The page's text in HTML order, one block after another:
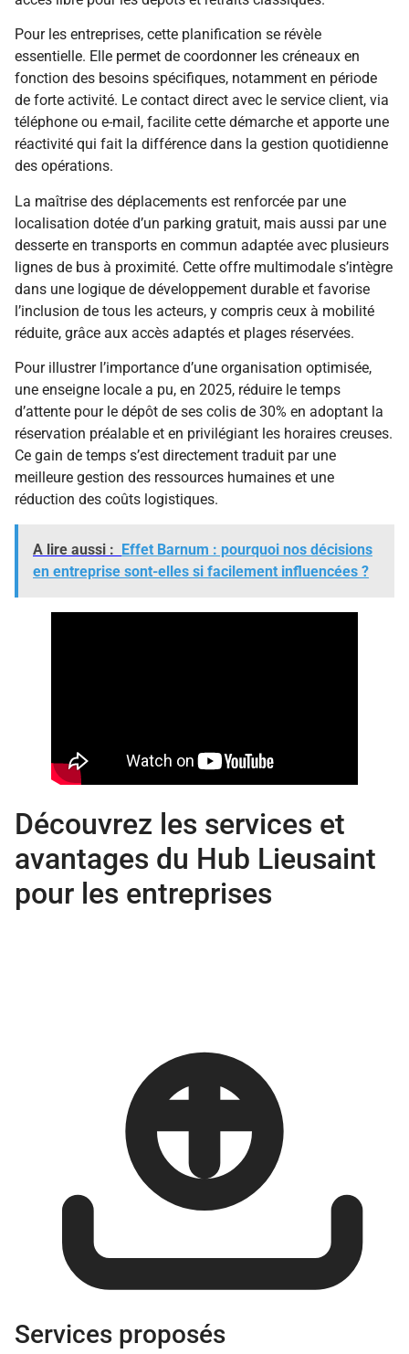
Pour les entreprises, cette planification se révèle
essentielle. Elle permet de coordonner les créneaux en
fonction des besoins spécifiques, notamment en période
de forte activité. Le contact direct avec le service client, via
téléphone ou e-mail, facilite cette démarche et apporte une
réactivité qui fait la différence dans la gestion quotidienne
des opérations.
La maîtrise des déplacements est renforcée par une
localisation dotée d’un parking gratuit, mais aussi par une
desserte en transports en commun adaptée avec plusieurs
lignes de bus à proximité. Cette offre multimodale s’intègre
dans une logique de développement durable et favorise
l’inclusion de tous les acteurs, y compris ceux à mobilité
réduite, grâce aux accès adaptés et plages réservées.
Pour illustrer l’importance d’une organisation optimisée,
une enseigne locale a pu, en 2025, réduire le temps
d’attente pour le dépôt de ses colis de 30% en adoptant la
réservation préalable et en privilégiant les horaires creuses.
Ce gain de temps s’est directement traduit par une
meilleure gestion des ressources humaines et une
réduction des coûts logistiques.
A lire aussi : Effet Barnum : pourquoi nos décisions
en entreprise sont-elles si facilement influencées ?
Découvrez les services et
avantages du Hub Lieusaint
pour les entreprises
Services proposés